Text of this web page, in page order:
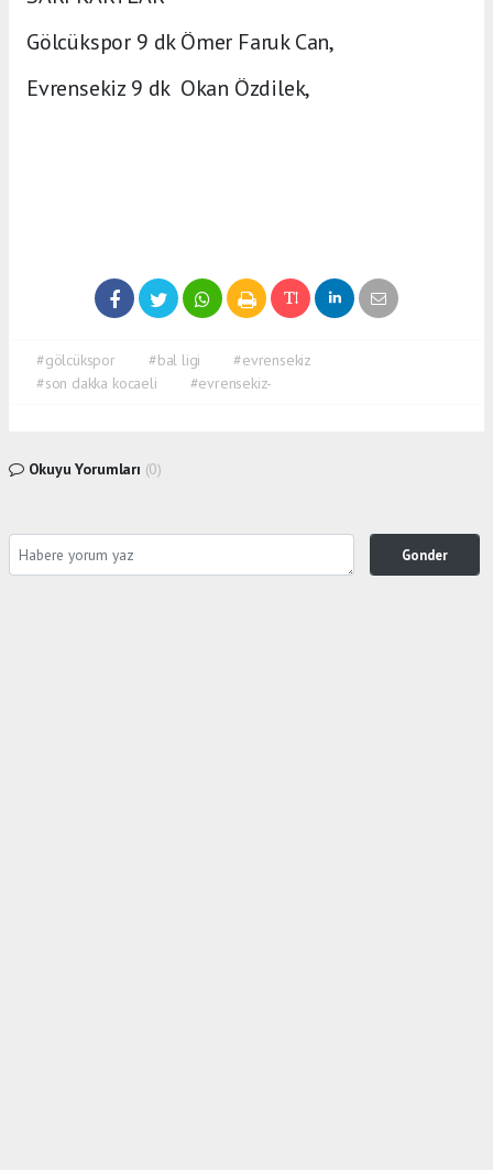
Gölcükspor 9 dk Ömer Faruk Can,
Evrensekiz 9 dk Okan Özdilek,
#gölcükspor #bal ligi
#evrensekiz
#son dakka kocaeli
#evrensekiz-
Okuyu Yorumları (0)
Gonder